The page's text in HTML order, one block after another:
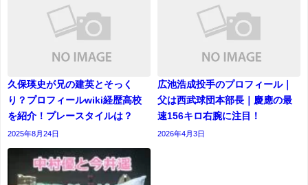
久保瑛史が兄の建英とそっく
り？プロフィールwiki経歴高校
を紹介！プレースタイルは？
2025年8月24日
広池浩成投手のプロフィール｜
父は西武球団本部長｜慶應の最
速156キロ右腕に注目！
2026年4月3日